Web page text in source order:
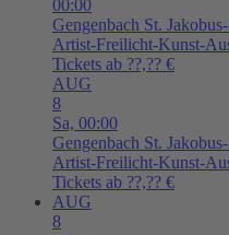
00:00
Gengenbach St.
Artist-Freilicht-Kunst-
Tickets ab ??,?? €
AUG
8
Sa, 00:00
Gengenbach St.
Artist-Freilicht-Kunst-
Tickets ab ??,?? €
AUG
8